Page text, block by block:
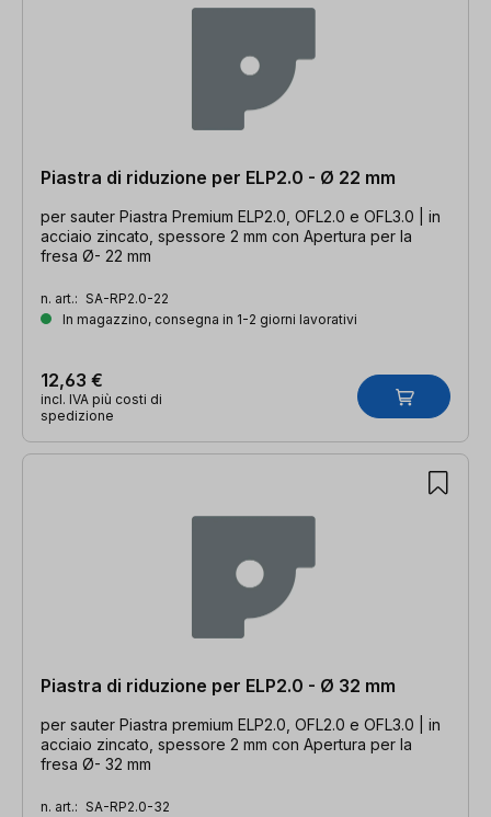
Piastra di riduzione per ELP2.0 - Ø 22 mm
per sauter Piastra Premium ELP2.0, OFL2.0 e OFL3.0 | in
acciaio zincato, spessore 2 mm con Apertura per la
fresa Ø- 22 mm
n. art.: SA-RP2.0-22
In magazzino, consegna in 1-2 giorni lavorativi
12,63 €
incl. IVA più costi di
spedizione
Piastra di riduzione per ELP2.0 - Ø 32 mm
per sauter Piastra premium ELP2.0, OFL2.0 e OFL3.0 | in
acciaio zincato, spessore 2 mm con Apertura per la
fresa Ø- 32 mm
n. art.: SA-RP2.0-32